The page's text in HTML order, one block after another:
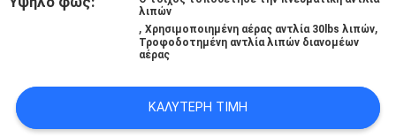
ΖΗΤΉΣΤΕ
ΜΙΑ
λιπών
,Χρησιμοποιημένη αέρας αντλία 30lbs λιπών,
Τροφοδοτημένη αντλία λιπών διανομέων
αέρας
ΚΑΛΎΤΕΡΗ ΤΙΜΉ